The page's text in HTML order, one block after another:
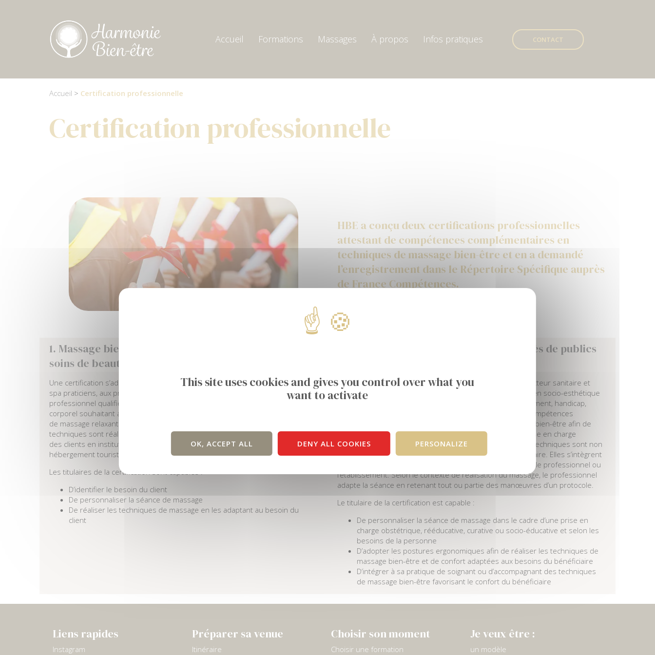
Accueil Formations Massages À propos Infos pratiques CONTACT
Accueil > Certification professionnelle
Certification professionnelle
HBE a conçu deux certifications professionnelles
attestant de compétences complémentaires en
techniques de massage bien-être et en a demandé
l’enregistrement dans le Répertoire Spécifique auprès
de France Compétences.
1. Massage bien-être en contexte esthétique et de
soins de beauté
Une certification s’adresse aux esthéticiennes, aux socio-esthéticiennes, aux
spa praticiens, aux praticiens en massages bien-être ou tout autre
professionnel qualifié réalisant des soins beauté ou des prestations d’entretien
corporel souhaitant acquérir des compétences complémentaires en techniques
de massage relaxantes, stimulantes, drainantes et raffermissantes. Ces
techniques sont réalisées au cours d’une séance de massage bien-être pour
des clients en institut, en salon, en centre de bien-être (thermal, thalasso), en
hébergement touristique ou à domicile.
Les titulaires de la certification sont capables :
D’identifier le besoin du client
De personnaliser la séance de massage
De réaliser les techniques de massage en les adaptant au besoin du
client
2. Massage bien-être et de confort auprès de publics
Une autre certification s’adresse aux professionnels du secteur sanitaire et
sociale ou aux titulaires d’une certification professionnelle en socio-esthétique
intervenant auprès d’un public fragilisé (maternité, vieillissement, handicap,
pathologies, rééducation) et qui souhaitent acquérir des compétences
complémentaires à leur métier en techniques de massage bien-être afin de
favoriser le confort de la personne dans le cadre de sa prise en charge
obstétrique, rééducative, curative ou socio-éducative. Ces techniques sont non
thérapeutiques et visent à améliorer le confort du bénéficiaire. Elles s’intègrent
à la prise en charge sanitaire ou médico-sociale définie par le professionnel ou
l’établissement. Selon le contexte de réalisation du massage, le professionnel
adapte la séance en retenant tout ou partie des manœuvres d’un protocole.
Le titulaire de la certification est capable :
De personnaliser la séance de massage dans le cadre d’une prise en
charge obstétrique, rééducative, curative ou socio-éducative et selon les
besoins de la personne
D’adopter les postures ergonomiques afin de réaliser les techniques de
massage bien-être et de confort adaptées aux besoins du bénéficiaire
D’intégrer à sa pratique de soignant ou d’accompagnant des techniques
de massage bien-être favorisant le confort du bénéficiaire
Liens rapides
Instagram
Préparer sa venue
Itinéraire
Choisir son moment
Choisir une formation
Je veux être :
un modèle
This site uses cookies and gives you control over what you
want to activate
OK, ACCEPT ALL DENY ALL COOKIES PERSONALIZE